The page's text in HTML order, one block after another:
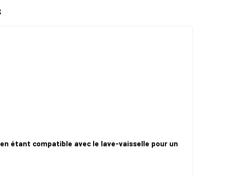
étant compatible avec le lave-vaisselle pour un